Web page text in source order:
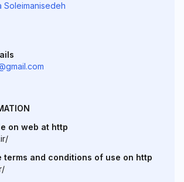
Soleimanisedeh
on web at http
terms and conditions of use on http